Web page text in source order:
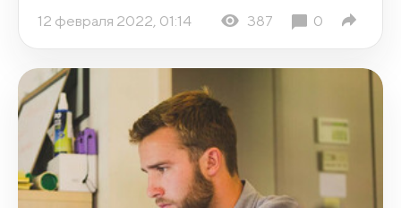
12 февраля 2022, 01:14 387 0